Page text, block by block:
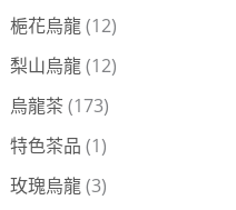
梔花烏龍(12)
梨山烏龍(12)
烏龍茶 (173)
特色茶品 (1)
玫瑰烏龍(3)